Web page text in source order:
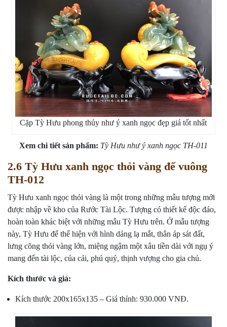
Cặp Tỳ Hưu phong thủy như ý xanh ngọc đẹp giá tốt nhất
Xem chi tiết sản phẩm: Tỳ Hưu như ý xanh ngọc TH-011
2.6 Tỳ Hưu xanh ngọc thỏi vàng đế vuông
TH-012
Tỳ Hưu xanh ngọc thỏi vàng là một trong những mẫu tượng mới
được nhập về kho của Rước Tài Lộc. Tượng có thiết kế độc đáo,
hoàn toàn khác biệt với những mẫu Tỳ Hưu trên. Ở mẫu tượng
này, Tỳ Hưu để thể hiện với hình dáng lạ mắt, thân áp sát đất,
lưng cõng thỏi vàng lớn, miệng ngậm một xâu tiền dài với ngụ ý
mang đến tài lộc, của cải, phú quý, thịnh vượng cho gia chủ.
Kích thước và giá:
Kích thước 200x165x135 – Giá thỉnh: 930.000 VNĐ.